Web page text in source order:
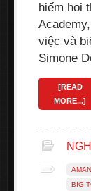
hiếm hoi
việc và
Simone
[READ
MORE...]
BIG